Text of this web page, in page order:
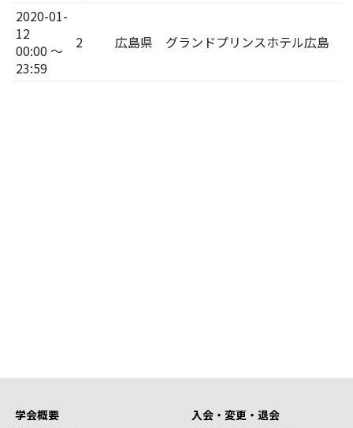
2020-01-
12
00:00 ～
23:59
2 広島県 グランドプリンスホテル広島
学会概要
入会・変更・退会